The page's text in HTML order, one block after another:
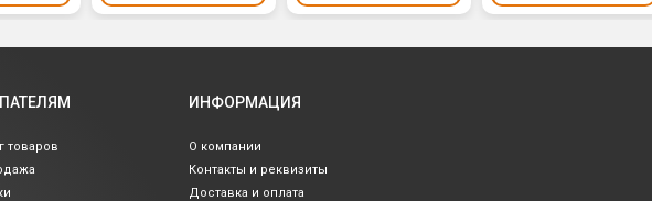
товаров
ИНФОРМАЦИЯ
О компании
Контакты и реквизиты
Доставка и оплата